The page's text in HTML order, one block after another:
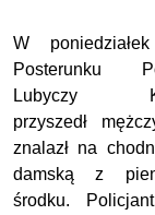
W
Posterunku
Lubyczy
przyszedł
znalazł na
damską z
środku.